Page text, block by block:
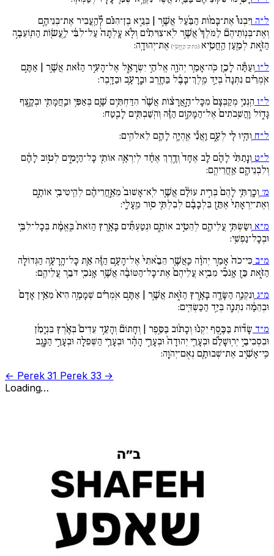
ל״ה וַיִּבְנוּ֩ אֶת־בָּמ֨וֹת הַבַּ֜עַל אֲשֶׁ֣ר | בְּגֵ֣יא בֶן־הִנֹּ֗ם לְ֠הַֽעֲבִיר אֶת־בְּנֵיהֶ֣ם
וְאֶת־בְּנֽוֹתֵיהֶם֘ לַמֹּלֶךְ֒ אֲשֶׁ֣ר לֹֽא־צִוִּיתִ֗ים וְלֹ֚א עָֽלְתָה֙ עַל־לִבִּ֔י לַֽעֲשׂ֖וֹת הַתּֽוֹעֵבָ֣ה
הַזֹּ֑את לְמַ֖עַן הַֽחֲטִ֥יא (כתיב הַֽחֲטִ֥י) אֶת־יְהוּדָֽה:
ל״ו וְעַתָּ֕ה לָכֵ֛ן כֹּֽה־אָמַ֥ר יְהֹוָ֖ה אֱלֹהֵ֣י יִשְׂרָאֵ֑ל אֶל־הָעִ֣יר הַזֹּ֔את אֲשֶׁ֣ר | אַתֶּ֣ם
אֹֽמְרִ֗ים נִתְּנָה֙ בְּיַ֣ד מֶֽלֶךְ־בָּבֶ֔ל בַּחֶ֖רֶב וּבָֽרָעָ֥ב וּבַדָּֽבֶר:
ל״ז הִֽנְנִ֚י מְקַבְּצָם֙ מִכָּל־הָֽ֣אֲרָצ֔וֹת אֲשֶׁ֨ר הִדַּחְתִּ֥ים שָׁ֛ם בְּאַפִּ֥י וּבַֽחֲמָתִ֖י וּבְקֶ֣צֶף
גָּד֑וֹל וַֽהֲשִֽׁבֹתִים֙ אֶל־הַמָּק֣וֹם הַזֶּ֔ה וְהֹֽשַׁבְתִּ֖ים לָבֶֽטַח:
ל״ח וְהָ֥יוּ לִ֖י לְעָ֑ם וַֽאֲנִ֕י אֶֽהְיֶ֥ה לָהֶ֖ם לֵאלֹהִֽים:
ל״ט וְנָֽתַתִּ֨י לָהֶ֜ם לֵ֚ב אֶחָד֙ וְדֶ֣רֶךְ אֶחָ֔ד לְיִרְאָ֥ה אוֹתִ֖י כָּל־הַיָּמִ֑ים לְט֣וֹב לָהֶ֔ם
וְלִבְנֵיהֶ֖ם אַֽחֲרֵיהֶֽם:
מ׳ וְכָֽרַתִּ֚י לָהֶם֙ בְּרִ֣ית עוֹלָ֔ם אֲשֶׁ֚ר לֹֽא־אָשׁוּב֙ מֵאַֽ֣חֲרֵיהֶ֔ם לְהֵֽיטִיבִ֖י אוֹתָ֑ם
וְאֶת־יִרְאָתִי֙ אֶתֵּ֣ן בִּלְבָבָ֔ם לְבִלְתִּ֖י ס֥וּר מֵֽעָלָֽי:
מ״א וְשַׂשְׂתִּ֥י עֲלֵיהֶ֖ם לְהֵטִ֣יב אוֹתָ֑ם וּנְטַעְתִּ֞ים בָּאָ֚רֶץ הַזֹּאת֙ בֶּֽאֱמֶ֔ת בְּכָל־לִבִּ֖י
וּבְכָל־נַפְשִֽׁי:
מ״ב כִּי־כֹה֙ אָמַ֣ר יְהֹוָ֔ה כַּֽאֲשֶׁ֚ר הֵבֵ֙אתִי֙ אֶל־הָעָ֣ם הַזֶּ֔ה אֵ֛ת כָּל־הָֽרָעָ֥ה הַגְּדוֹלָ֖ה
הַזֹּ֑את כֵּ֣ן אָֽנֹכִ֞י מֵבִ֚יא עֲלֵיהֶם֙ אֶת־כָּל־הַטּוֹבָ֔ה אֲשֶׁ֥ר אָֽנֹכִ֖י דֹּבֵ֥ר עֲלֵיהֶֽם:
מ״ג וְנִקְנָ֥ה הַשָּׂדֶ֖ה בָּאָ֣רֶץ הַזֹּ֑את אֲשֶׁ֣ר | אַתֶּ֣ם אֹֽמְרִ֗ים שְׁמָמָ֥ה הִיא֙ מֵאֵ֚ין אָדָם֙
וּבְהֵמָ֔ה נִתְּנָ֖ה בְּיַ֥ד הַכַּשְׂדִּֽים:
מ״ד שָׂד֞וֹת בַּכֶּ֣סֶף יִקְנ֗וּ וְכָת֨וֹב בַּסֵּ֥פֶר | וְחָתוֹם֘ וְהָעֵ֣ד עֵדִים֒ בְּאֶ֨רֶץ בִּנְיָמִ֜ן
וּבִסְבִיבֵ֣י יְרֽוּשָׁלִַ֗ם וּבְעָרֵ֚י יְהוּדָה֙ וּבְעָרֵ֣י הָהָ֔ר וּבְעָרֵ֥י הַשְּׁפֵלָ֖ה וּבְעָרֵ֣י הַנֶּ֑גֶב
כִּֽי־אָשִׁ֥יב אֶת־שְׁבוּתָ֖ם נְאֻם־יְהֹוָֽה:
← Perek 31 Perek 33 →
Loading…